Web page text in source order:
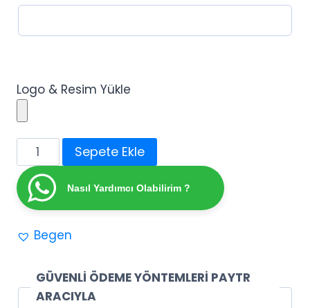
Logo & Resim Yükle
–
Nişan
–
Günü
adet
Sepete Ekle
Nasıl Yardımcı Olabilirim ?
Begen
GÜVENLİ ÖDEME YÖNTEMLERİ PAYTR
ARACIYLA